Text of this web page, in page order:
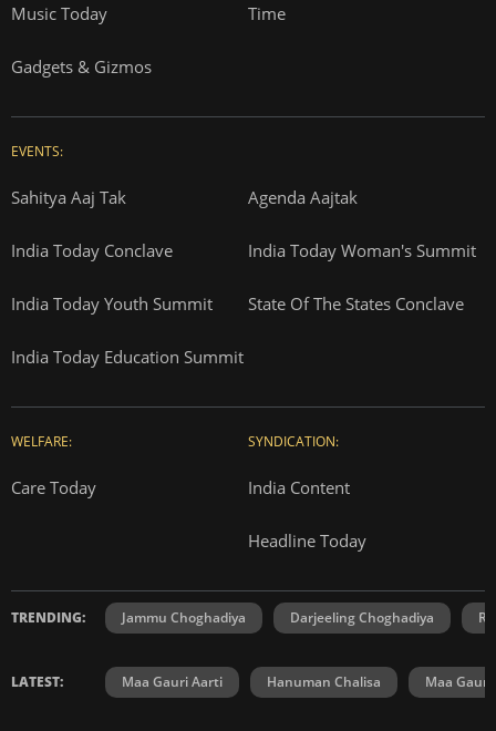
Music Today Time
Gadgets & Gizmos
EVENTS:
Sahitya Aaj Tak Agenda Aajtak
India Today Conclave India Today Woman's Summit
India Today Youth Summit State Of The States Conclave
India Today Education Summit
WELFARE:
Care Today
SYNDICATION:
India Content
Headline Today
TRENDING: Jammu Choghadiya Darjeeling Choghadiya
LATEST: Maa Gauri Aarti Hanuman Chalisa Maa Gauri